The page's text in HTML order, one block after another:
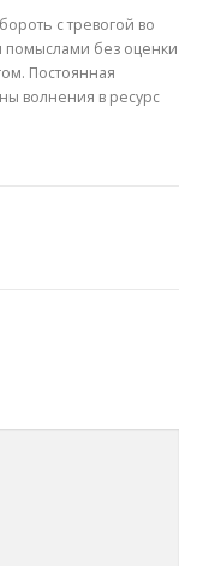
с тревогой во
помыслами без оценки
Постоянная
волнения в ресурс